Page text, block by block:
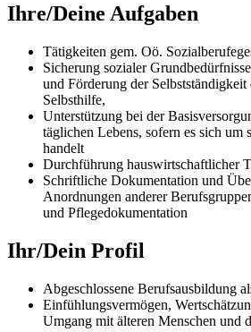
Ihre/Deine Aufgaben
Tätigkeiten gem. Oö.
Sicherung sozialer
und Förderung der
Selbsthilfe,
Unterstützung bei der
täglichen Lebens, sofern es sich um
handelt
Durchführung hauswirtschaftlicher
Schriftliche Dokumentation und
Anordnungen anderer
und Pflegedokumentation
Ihr/Dein Profil
Abgeschlossene Berufsausbildung
Einfühlungsvermögen,
Umgang mit älteren Menschen und